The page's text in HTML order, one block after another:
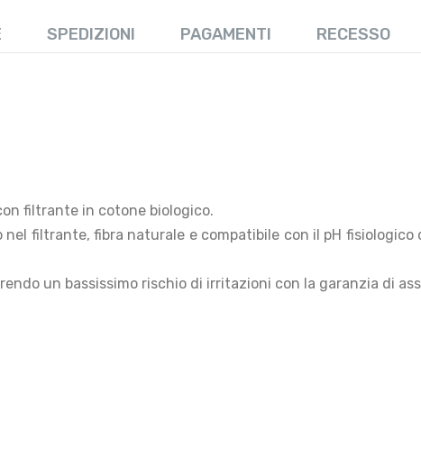
SPEDIZIONI PAGAMENTI RECESSO
filtrante in cotone biologico.
filtrante, fibra naturale e compatibile con il pH fisiologico
un bassissimo rischio di irritazioni con la garanzia di